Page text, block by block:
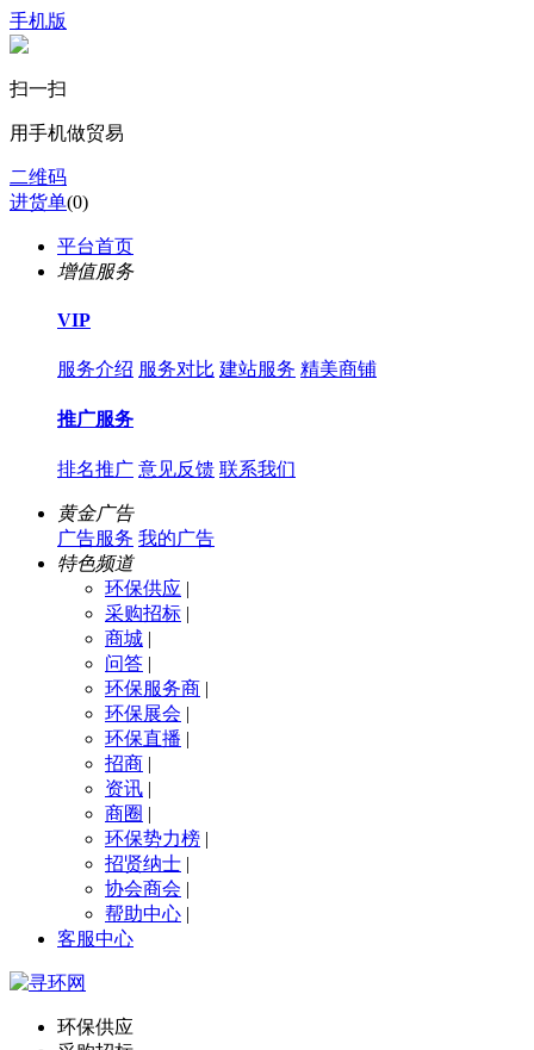
手机版
扫一扫
用手机做贸易
二维码
进货单(0)
平台首页
增值服务
VIP
服务介绍 服务对比 建站服务 精美商铺
推广服务
排名推广 意见反馈 联系我们
黄金广告
广告服务 我的广告
特色频道
环保供应 |
采购招标 |
商城 |
问答 |
环保服务商 |
环保展会 |
环保直播 |
招商 |
资讯 |
商圈 |
环保势力榜 |
招贤纳士 |
协会商会 |
帮助中心 |
客服中心
环保供应